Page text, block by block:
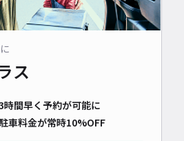
ス
間早く予約が可能に
車料金が常時10%OFF